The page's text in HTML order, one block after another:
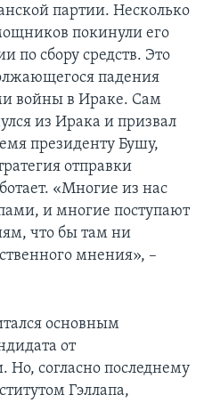
партии. Несколько
покинули его
по сбору средств. Это
падения
войны в Ираке. Сам
из Ирака и призвал
президенту Бушу,
отправки
«Многие из нас
и многие поступают
что бы там ни
мнения», –
основным
от
согласно последнему
Гэллапа,